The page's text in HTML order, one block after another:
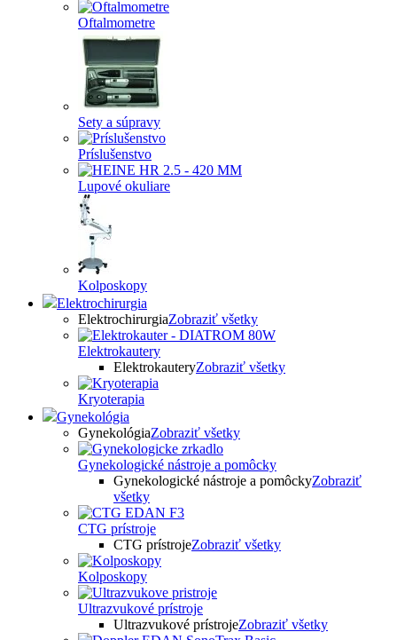
Oftalmometre
Sety a súpravy
Príslušenstvo
Lupové okuliare
Kolposkopy
Elektrochirurgia
ElektrochirurgiaZobraziť všetky
Elektrokautery
ElektrokauteryZobraziť všetky
Kryoterapia
Gynekológia
GynekológiaZobraziť všetky
Gynekologické nástroje a pomôcky
Gynekologické nástroje a pomôckyZobraziť
všetky
CTG prístroje
CTG prístrojeZobraziť všetky
Kolposkopy
Ultrazvukové prístroje
Ultrazvukové prístrojeZobraziť všetky